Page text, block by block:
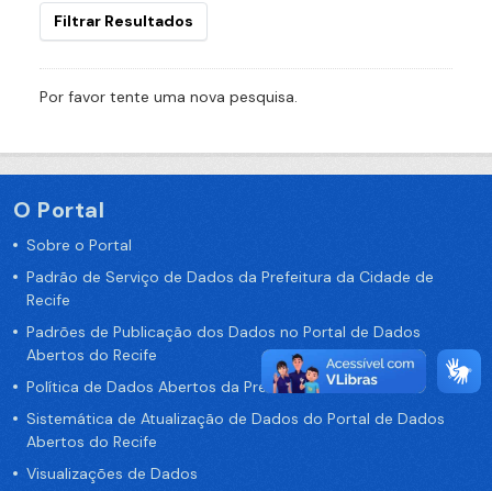
Filtrar Resultados
Por favor tente uma nova pesquisa.
O Portal
Sobre o Portal
Padrão de Serviço de Dados da Prefeitura da Cidade de
Recife
Padrões de Publicação dos Dados no Portal de Dados
Abertos do Recife
Política de Dados Abertos da Prefeitura do Recife
Sistemática de Atualização de Dados do Portal de Dados
Abertos do Recife
Visualizações de Dados